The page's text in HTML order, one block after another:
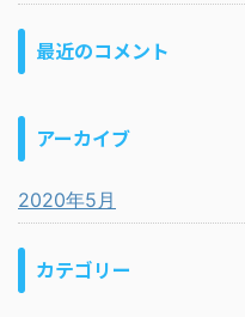
最近のコメント
アーカイブ
2020年5月
カテゴリー